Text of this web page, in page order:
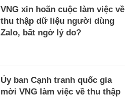
VNG xin hoãn cuộc làm việc về
thu thập dữ liệu người dùng
Zalo, bất ngờ lý do?
Ủy ban Cạnh tranh quốc gia
mời VNG làm việc về thu thập